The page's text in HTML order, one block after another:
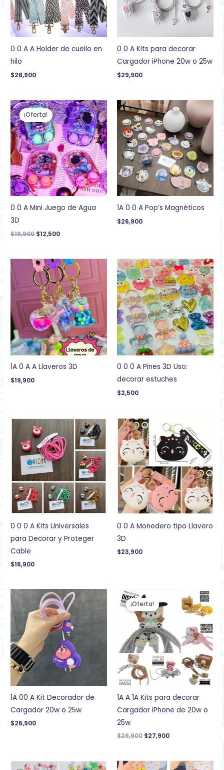
0 0 A A Holder de cuello en
hilo
$28,900
0 0 A Kits para decorar
Cargador iPhone 20w o 25w
$29,900
¡Oferta!
0 0 A Mini Juego de Agua
3D
$19,900
El
precio
original
era:
$19,900.
$12,500
El
precio
actual
es:
$12,500.
1A 0 0 A Pop’s Magnéticos
$26,900
1A 0 A A Llaveros 3D
$19,900
0 0 0 A Pines 3D Uso:
decorar estuches
$2,500
0 0 0 A Kits Universales
para Decorar y Proteger
Cable
$16,900
0 0 A Monedero tipo Llavero
3D
$23,900
1A 00 A Kit Decorador de
Cargador 20w o 25w
$26,900
¡Oferta!
1A A 1A Kits para decorar
Cargador iPhone de 20w o
25w
$29,900
El
precio
original
era:
$29,900.
$27,900
precio
actual